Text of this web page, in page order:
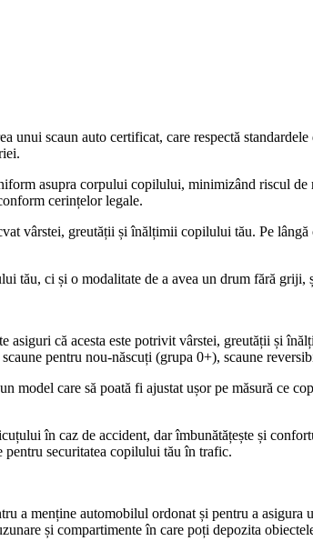
unui scaun auto certificat, care respectă
asupra corpului copilului, minimizând riscul
cerințelor legale.
vârstei, greutății și înălțimii copilului tău. Pe
tău, ci și o modalitate de a avea un drum fără griji,
că acesta este potrivit vârstei, greutății și
pentru nou-născuți (grupa 0+), scaune
model care să poată fi ajustat ușor pe măsură ce
în caz de accident, dar îmbunătățește și
pentru securitatea copilului tău în trafic.
a menține automobilul ordonat și pentru a
și compartimente în care poți depozita